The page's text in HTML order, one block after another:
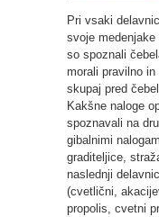
Pri vsaki
svoje
so spoznali
morali pravilno
skupaj pred
Kakšne naloge
spoznavali na
gibalnimi
graditeljice,
naslednji
(cvetlični,
propolis, cvetni